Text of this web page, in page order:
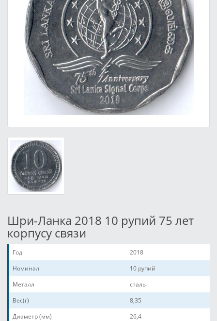
Шри-Ланка 2018 10 рупий 75 лет
корпусу связи
Год
2018
Номинал
10 рупий
Металл
сталь
Вес(г)
8,35
Диаметр (мм)
26,4